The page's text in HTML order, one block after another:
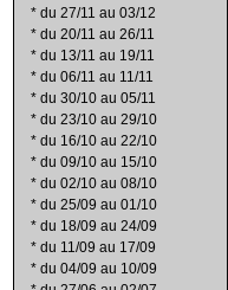
* du 27/11 au 03/12
* du 20/11 au 26/11
* du 13/11 au 19/11
* du 06/11 au 11/11
* du 30/10 au 05/11
* du 23/10 au 29/10
* du 16/10 au 22/10
* du 09/10 au 15/10
* du 02/10 au 08/10
* du 25/09 au 01/10
* du 18/09 au 24/09
* du 11/09 au 17/09
* du 04/09 au 10/09